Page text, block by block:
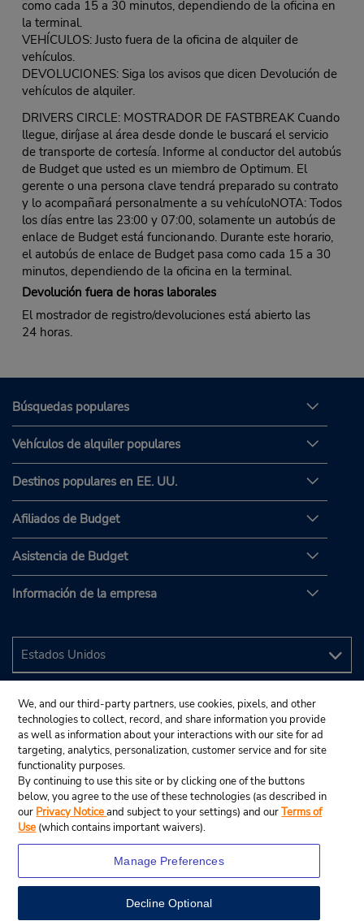
como cada 15 a 30 minutos, dependiendo de la oficina en
la terminal.
VEHÍCULOS: Justo fuera de la oficina de alquiler de
vehículos.
DEVOLUCIONES: Siga los avisos que dicen Devolución de
vehículos de alquiler.
DRIVERS CIRCLE: MOSTRADOR DE FASTBREAK Cuando
llegue, diríjase al área desde donde le buscará el servicio
de transporte de cortesía. Informe al conductor del autobús
de Budget que usted es un miembro de Optimum. El
gerente o una persona clave tendrá preparado su contrato
y lo acompañará personalmente a su vehículoNOTA: Todos
los días entre las 23:00 y 07:00, solamente un autobús de
enlace de Budget está funcionando. Durante este horario,
el autobús de enlace de Budget pasa como cada 15 a 30
minutos, dependiendo de la oficina en la terminal.
Devolución fuera de horas laborales
El mostrador de registro/devoluciones está abierto las
24 horas.
Búsquedas populares
Vehículos de alquiler populares
Destinos populares en EE. UU.
Afiliados de Budget
Asistencia de Budget
Información de la empresa
We, and our third-party partners, use cookies, pixels, and other
technologies to collect, record, and share information you provide
as well as information about your interactions with our site for ad
targeting, analytics, personalization, customer service and for site
functionality purposes.
By continuing to use this site or by clicking one of the buttons
below, you agree to the use of these technologies (as described in
our Privacy Noticeand subject to your settings) and ourTerms of
Use (which contains important waivers).
Manage Preferences
Decline Optional